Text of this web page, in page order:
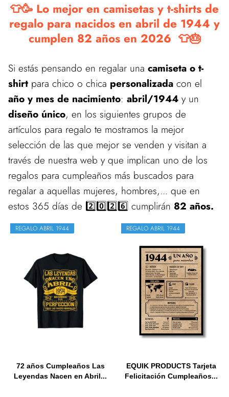
👕🥳 Lo mejor en camisetas y t-shirts de
regalo para nacidos en abril de 1944 y
cumplen 82 años en 2026 👕🎂
Si estás pensando en regalar una camiseta o t-
shirt para chico o chica personalizada con el
año y mes de nacimiento: abril/1944 y un
diseño único, en los siguientes grupos de
artículos para regalo te mostramos la mejor
selección de las que mejor se venden y visitan a
través de nuestra web y que implican uno de los
regalos para cumpleaños más buscados para
regalar a aquellas mujeres, hombres,... que en
estos 365 días de 2️⃣0️⃣2️⃣6️⃣ cumplirán 82 años.
REGALO ABRIL 1944
72 años Cumpleaños Las
Leyendas Nacen en Abril...
REGALO ABRIL 1944
EQUIK PRODUCTS Tarjeta
Felicitación Cumpleaños...